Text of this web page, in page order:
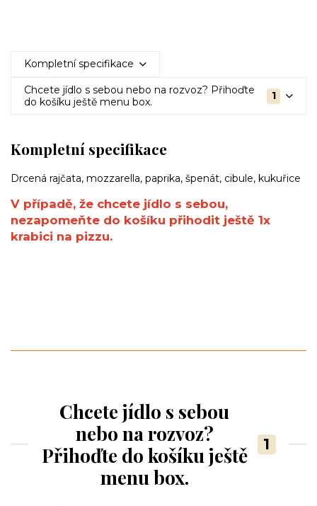
Kompletní specifikace
Chcete jídlo s sebou nebo na rozvoz? Přihoďte
do košíku ještě menu box.
1
Kompletní specifikace
Drcená rajčata, mozzarella, paprika, špenát, cibule, kukuřice
V případě, že chcete jídlo s sebou,
nezapomeňte do košíku přihodit ještě 1x
krabici na pizzu.
Chcete jídlo s sebou
nebo na rozvoz?
Přihoďte do košíku ještě
menu box.
1